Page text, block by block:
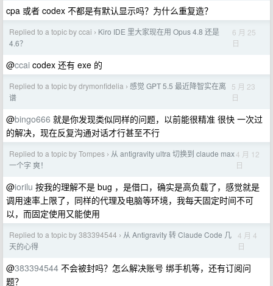
cpa 或者 codex 不都是有默认显示吗？为什么重复造？
Replied to a topic by ccai › Kiro IDE 里大家现在用 Opus 4.8 还是
4.6？
6 月 25
日
@ccai codex 还有 exe 的
Replied to a topic by drymonfidelia › 感觉 GPT 5.5 最近降智实在离
谱
5 月 23
日
@bingo666 就是你发现类似同样的问题，以前能很精准 很快 一次过
的解决，现在反复沟通对话才行甚至不行
Replied to a topic by Tompes › 从 antigravity ultra 切换到 claude max
一个字 爽！
4 月 12
日
@iorilu 按我的理解不是 bug ，是借口，确实是高负载了，感觉就是
调用速率上限了，同样的代理及电脑等环境，我每天固定时间不可
以，而固定使用又能使用
Replied to a topic by 383394544 › 从 Antigravity 转 Claude Code 几
天的心得
4 月 4
日
@383394544 不会被封吗？怎么解决账号 绑手机等，还有订阅问
题？